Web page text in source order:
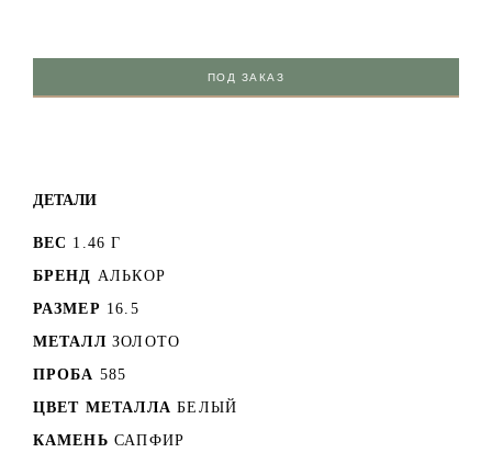
ПОД ЗАКАЗ
ДЕТАЛИ
ВЕС 1.46 Г
БРЕНД АЛЬКОР
РАЗМЕР 16.5
МЕТАЛЛ ЗОЛОТО
ПРОБА 585
ЦВЕТ МЕТАЛЛА БЕЛЫЙ
КАМЕНЬ САПФИР